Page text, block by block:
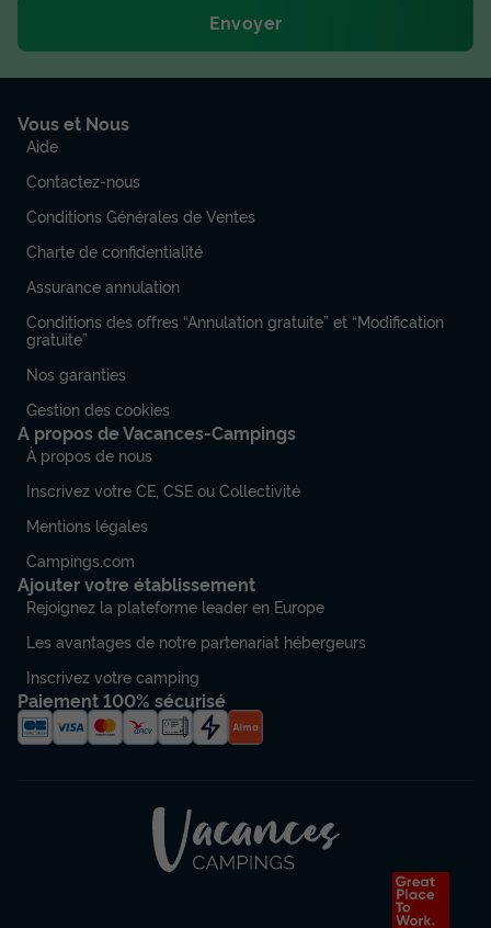
Voir les disponibilités
CHALET 5 personnes - Chalet IRATY*** 5
personnes
Surface
34m²
Adultes Chambres Salle de bain
Terrasse couverte
Réfrigérateur
Salon de jardin
+ 2
CHALET 5 personnes - Chalet IRATY*** 5 personnes
du23/08/2026
Meilleur prix pour 7 nuits
MOBILHOME 4 personnes - Mobile-Home
Envoyer
Vous et Nous
Aide
Contactez-nous
Conditions Générales de Ventes
Charte de confidentialité
Assurance annulation
Conditions des offres “Annulation gratuite” et “Modification
gratuite”
Nos garanties
Gestion des cookies
A propos de Vacances-Campings
À propos de nous
Inscrivez votre CE, CSE ou Collectivité
Mentions légales
Campings.com
Ajouter votre établissement
Rejoignez la plateforme leader en Europe
Les avantages de notre partenariat hébergeurs
Inscrivez votre camping
Paiement 100% sécurisé